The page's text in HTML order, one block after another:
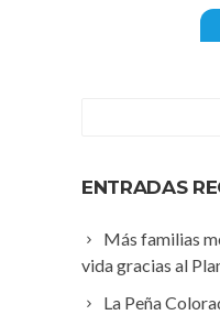
ENTRADAS
Más familias
vida gracias al
La Peña